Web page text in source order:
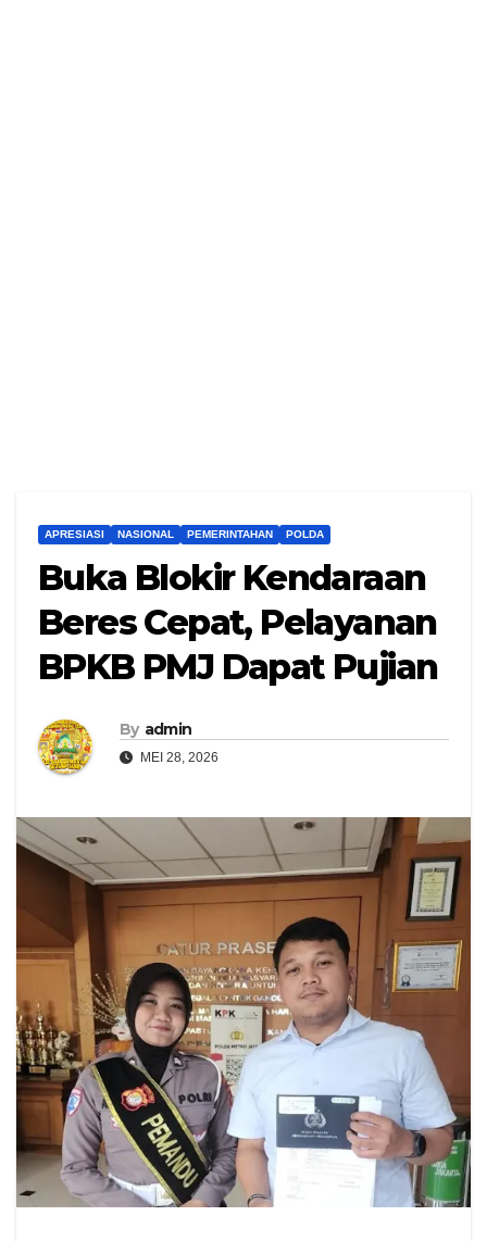
APRESIASI NASIONAL PEMERINTAHAN POLDA
Buka Blokir Kendaraan
Beres Cepat, Pelayanan
BPKB PMJ Dapat Pujian
By admin
MEI 28, 2026